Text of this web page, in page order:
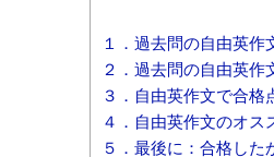
１．過去問の自由英
２．過去問の自由英作
３．自由英作文で合格
４．自由英作文のオス
５．最後に：合格した